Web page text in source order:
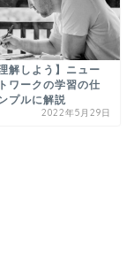
解しよう】ニュー
ワークの学習の仕
プルに解説
2022年5月29日